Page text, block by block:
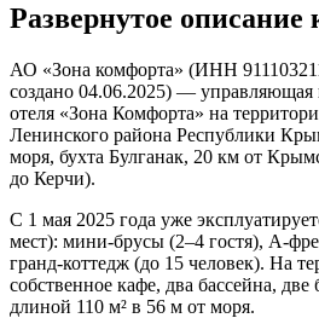
Развернутое
АО «Зона комфорта» (ИНН
создано 04.06.2025) — управляющая
отеля «Зона Комфорта» на
Ленинского района Республики
моря, бухта Булганак, 20 км от
до Керчи).
С 1 мая 2025 года уже
мест): мини-брусы (2–4 гостя), А-
гранд-коттедж (до 15 человек). На
собственное кафе, два бассейна,
длиной 110 м² в 56 м от моря.